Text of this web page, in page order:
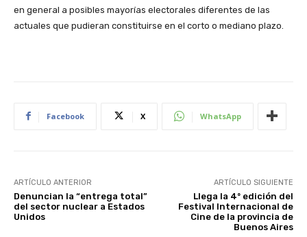
en general a posibles mayorías electorales diferentes de las
actuales que pudieran constituirse en el corto o mediano plazo.
Facebook X WhatsApp
ARTÍCULO ANTERIOR
Denuncian la “entrega total”
del sector nuclear a Estados
Unidos
ARTÍCULO SIGUIENTE
Llega la 4º edición del
Festival Internacional de
Cine de la provincia de
Buenos Aires